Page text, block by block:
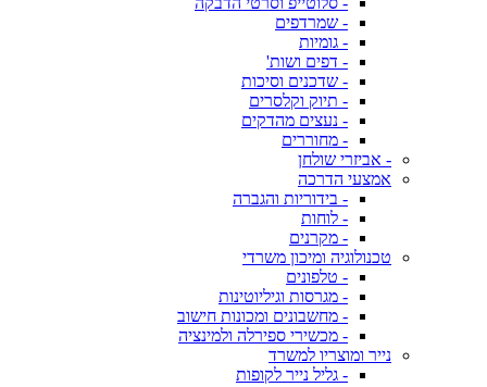
- שמרדפים
- גומיות
- דפים ושות'
- שדכנים וסיכות
- תיוק וקלסרים
- נעצים מהדקים
- מחוררים
- אביזרי שולחן
אמצעי הדרכה
- בידוריות והגברה
- לוחות
- מקרנים
טכנולוגיה ומיכון משרדי
- טלפונים
- מגרסות וגיליוטינות
- מחשבונים ומכונות חישוב
- מכשירי ספירלה ולמינציה
נייר ומוצריו למשרד
- גליל נייר לקופות